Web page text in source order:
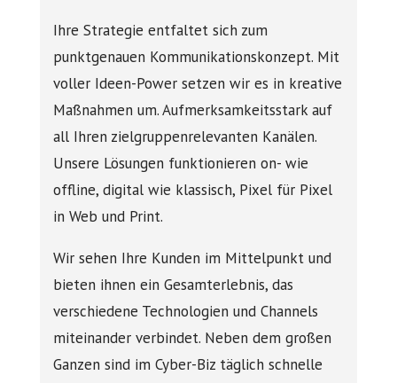
Ihre Strategie entfaltet sich zum
punktgenauen Kommunikationskonzept. Mit
voller Ideen-Power setzen wir es in kreative
Maßnahmen um. Aufmerksamkeitsstark auf
all Ihren zielgruppenrelevanten Kanälen.
Unsere Lösungen funktionieren on- wie
offline, digital wie klassisch, Pixel für Pixel
in Web und Print.
Wir sehen Ihre Kunden im Mittelpunkt und
bieten ihnen ein Gesamterlebnis, das
verschiedene Technologien und Channels
miteinander verbindet. Neben dem großen
Ganzen sind im Cyber-Biz täglich schnelle